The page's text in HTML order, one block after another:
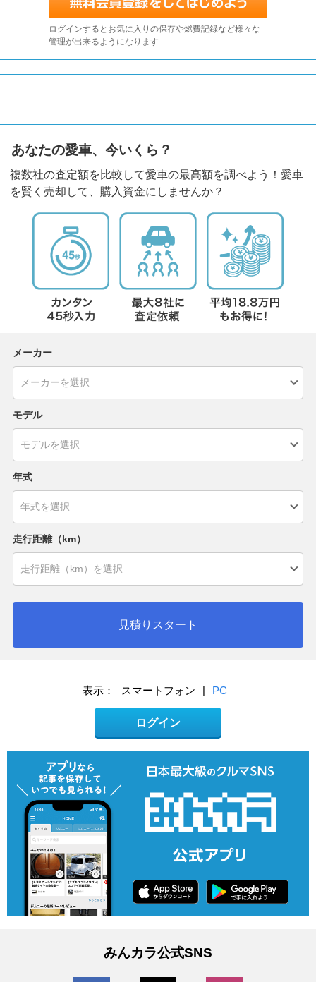
ログインするとお気に入りの保存や燃費記録など様々な
管理が出来るようになります
あなたの愛車、今いくら？
複数社の査定額を比較して愛車の最高額を調べよう！愛車
を賢く売却して、購入資金にしませんか？
メーカー
モデル
年式
走行距離（km）
見積りスタート
表示： スマートフォン | PC
ログイン
みんカラ公式SNS